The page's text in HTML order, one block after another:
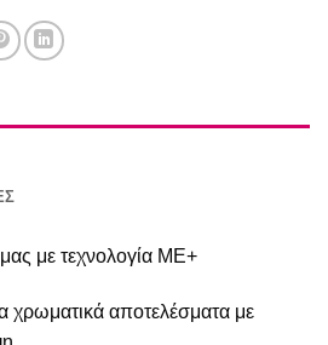
με τεχνολογία ΜΕ+
χρωματικά αποτελέσματα με